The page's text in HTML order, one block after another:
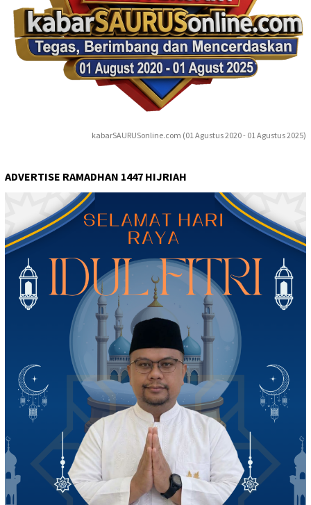
kabarSAURUSonline.com (01 Agustus 2020 - 01 Agustus 2025)
ADVERTISE RAMADHAN 1447 HIJRIAH